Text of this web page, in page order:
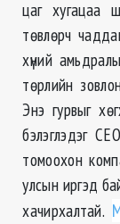
цаг хугацаа
төвлөрч
хүний
төрлийн
Энэ гурвыг
бэлэглэдэг
томоохон
улсын иргэд
хачирхалтай.